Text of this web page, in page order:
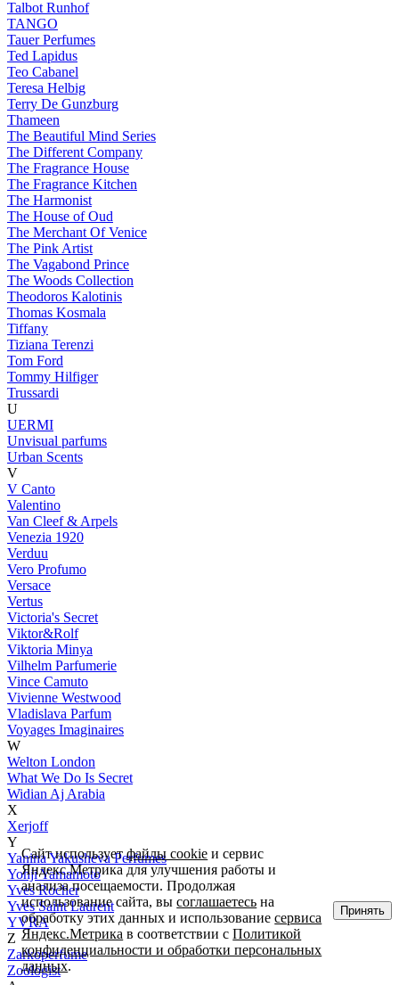
Talbot Runhof
TANGO
Tauer Perfumes
Ted Lapidus
Teo Cabanel
Teresa Helbig
Terry De Gunzburg
Thameen
The Beautiful Mind Series
The Different Company
The Fragrance House
The Fragrance Kitchen
The Harmonist
The House of Oud
The Merchant Of Venice
The Pink Artist
The Vagabond Prince
The Woods Collection
Theodoros Kalotinis
Thomas Kosmala
Tiffany
Tiziana Terenzi
Tom Ford
Tommy Hilfiger
Trussardi
U
UERMI
Unvisual parfums
Urban Scents
V
V Canto
Valentino
Van Cleef & Arpels
Venezia 1920
Verduu
Vero Profumo
Versace
Vertus
Victoria's Secret
Viktor&Rolf
Viktoria Minya
Vilhelm Parfumerie
Vince Camuto
Vivienne Westwood
Vladislava Parfum
Voyages Imaginaires
W
Welton London
What We Do Is Secret
Widian Aj Arabia
X
Xerjoff
Y
Yanina Yakusheva Perfumes
Yohji Yamamoto
Yves Rocher
Yves Saint Laurent
YVRA
Z
Zarkoperfume
Zoologist
Сайт используетфайлы cookie и сервис
Яндекс.Метрика для улучшения работы и
анализа посещаемости. Продолжая
использование сайта, высоглашаетесь на
обработку этих данных и использованиесервиса
Яндекс.Метрика в соответствии сПолитикой
конфиденциальности и обработки персональных
данных.
Принять